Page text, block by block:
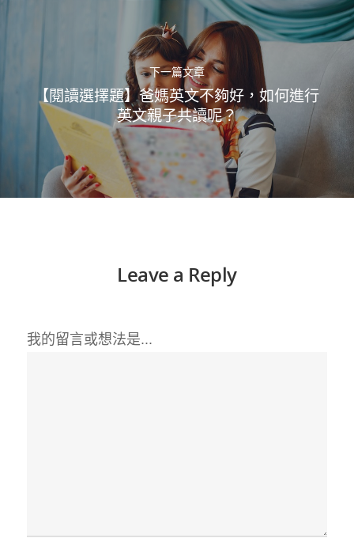
下一篇文章
【閱讀選擇題】爸媽英文不夠好，如何進行
英文親子共讀呢？
Leave a Reply
我的留言或想法是...